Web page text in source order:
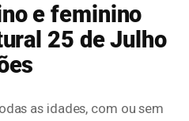
e feminino
25 de Julho
as idades, com ou sem